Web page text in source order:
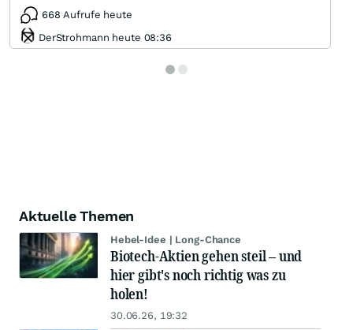
668 Aufrufe heute
DerStrohmann heute 08:36
Aktuelle Themen
Hebel-Idee | Long-Chance
Biotech-Aktien gehen steil – und
hier gibt's noch richtig was zu
holen!
30.06.26, 19:32